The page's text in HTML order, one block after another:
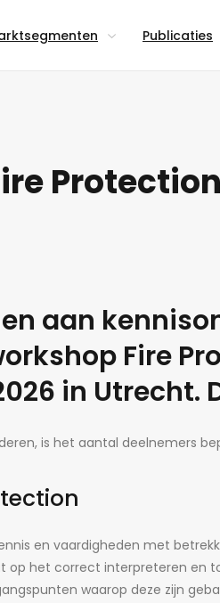
Publicaties
aan
Fire
in Utrecht.
is het aantal deelnemers
en vaardigheden met
op het correct interpreteren en
waarop deze zijn